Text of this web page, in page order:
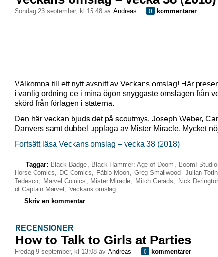
söndag 23 september, kl 15:48 av Andreas 0 kommentarer
Välkomna till ett nytt avsnitt av Veckans omslag! Här
i vanlig ordning de i mina ögon snyggaste omslagen från
skörd från förlagen i staterna.
Den här veckan bjuds det på scoutmys, Joseph Weber,
Danvers samt dubbel upplaga av Mister Miracle. Mycket
Fortsätt läsa Veckans omslag – vecka 38 (2018)
Taggar: Black Badge, Black Hammer: Age of Doom , Boom!
Horse Comics , DC Comics , Fábio Moon, Greg Smallwood , Julian
Tedesco, Marvel Comics , Mister Miracle, Mitch Gerads , Nick
of Captain Marvel , Veckans omslag
Skriv en kommentar
RECENSIONER
How to Talk to Girls at Parties
fredag 9 september, kl 13:08 av Andreas 0 kommentarer